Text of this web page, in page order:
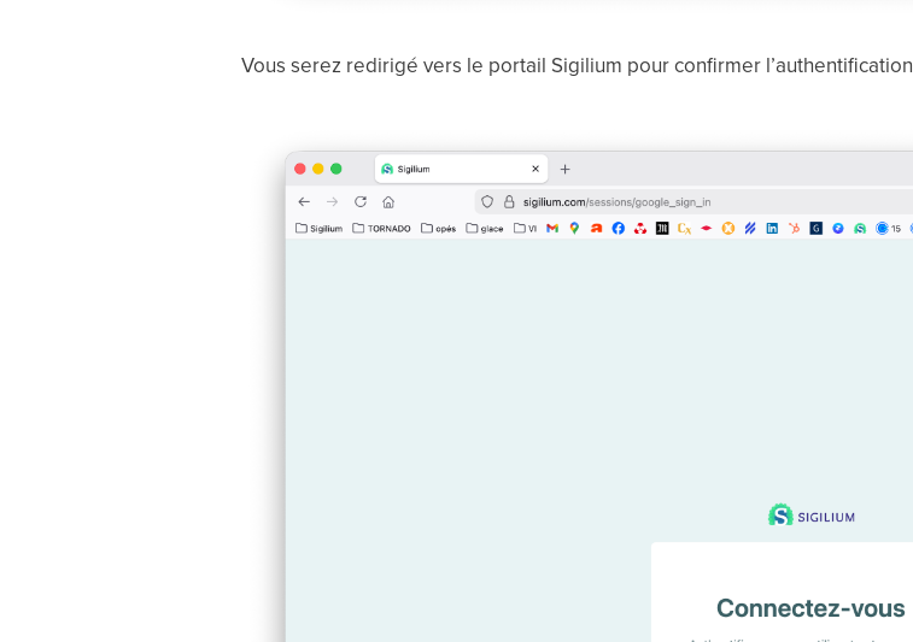
Vous serez redirigé vers le portail Sigilium pour confirmer l’authentification